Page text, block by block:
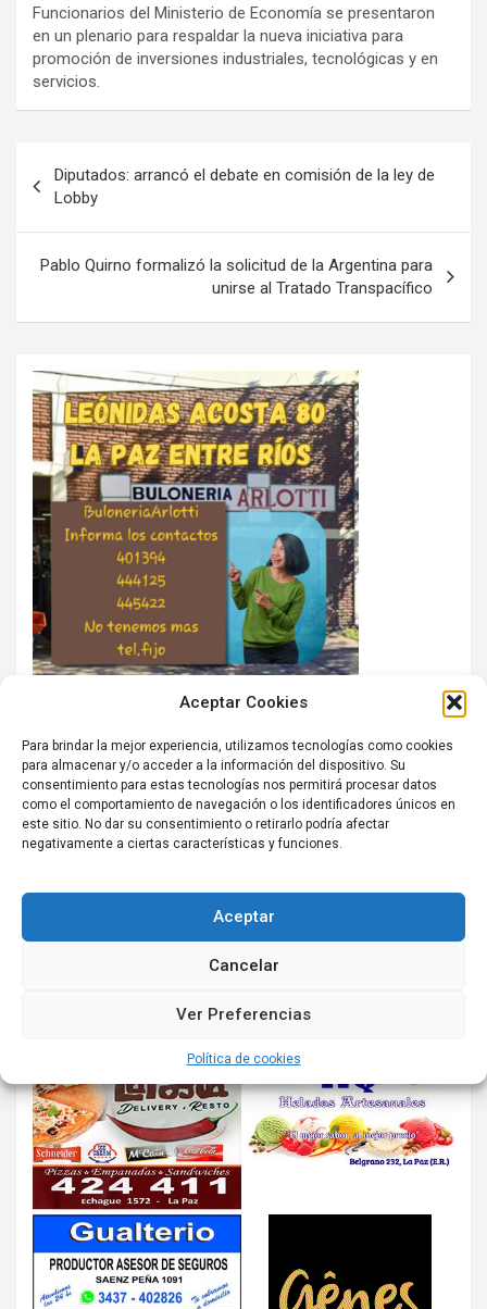
Aceptar Cookies
Para brindar la mejor experiencia, utilizamos tecnologías como cookies
para almacenar y/o acceder a la información del dispositivo. Su
consentimiento para estas tecnologías nos permitirá procesar datos
como el comportamiento de navegación o los identificadores únicos en
este sitio. No dar su consentimiento o retirarlo podría afectar
negativamente a ciertas características y funciones.
Aceptar
Cancelar
Ver Preferencias
Política de cookies
Funcionarios del Ministerio de Economía se presentaron
en un plenario para respaldar la nueva iniciativa para
promoción de inversiones industriales, tecnológicas y en
servicios.
de
entradas
Diputados: arrancó el debate en comisión de la ley de
Lobby
Pablo Quirno formalizó la solicitud de la Argentina para
unirse al Tratado Transpacífico